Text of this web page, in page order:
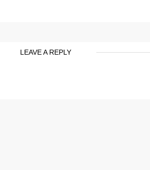
LEAVE A REPLY